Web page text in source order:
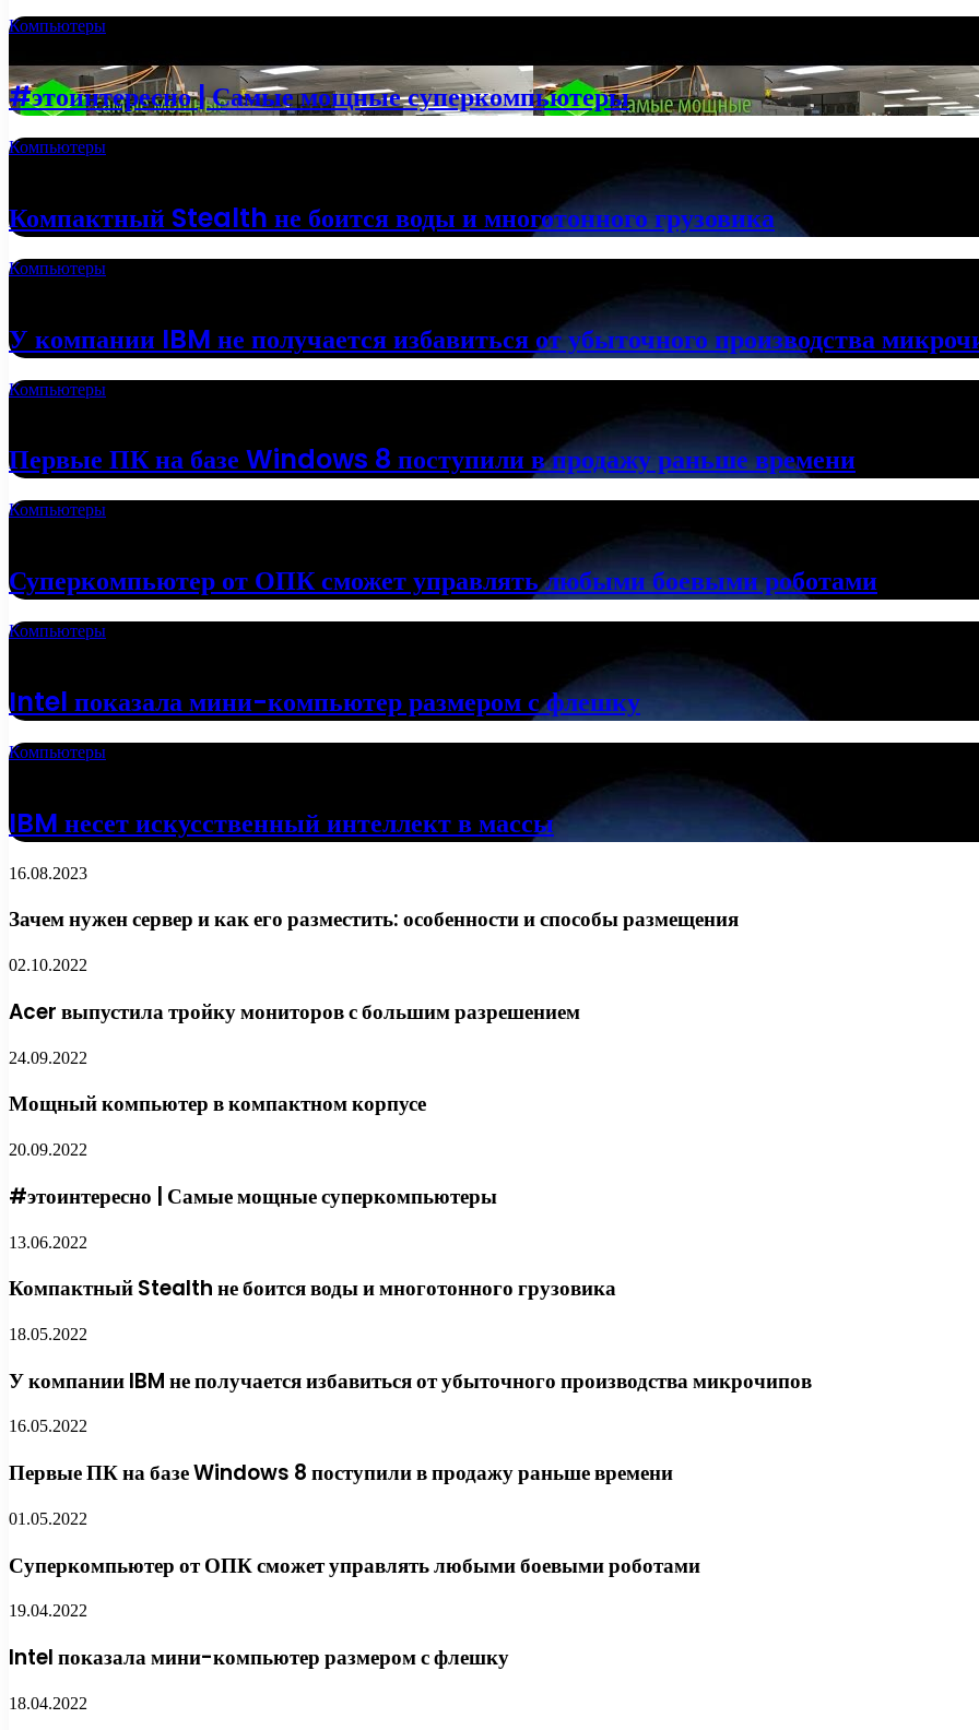
Компьютеры
#этоинтересно | Самые мощные суперкомпьютеры
Компьютеры
Компактный Stealth не боится воды и многотонного грузовика
Компьютеры
У компании IBM не получается избавиться от убыточного производства
Компьютеры
Первые ПК на базе Windows 8 поступили в продажу раньше времени
Компьютеры
Суперкомпьютер от ОПК сможет управлять любыми боевыми роботами
Компьютеры
Intel показала мини-компьютер размером с флешку
Компьютеры
IBM несет искусственный интеллект в массы
16.08.2023
Зачем нужен сервер и как его разместить: особенности и способы размещения
02.10.2022
Acer выпустила тройку мониторов с большим разрешением
24.09.2022
Мощный компьютер в компактном корпусе
20.09.2022
#этоинтересно | Самые мощные суперкомпьютеры
13.06.2022
Компактный Stealth не боится воды и многотонного грузовика
18.05.2022
У компании IBM не получается избавиться от убыточного производства микрочипов
16.05.2022
Первые ПК на базе Windows 8 поступили в продажу раньше времени
01.05.2022
Суперкомпьютер от ОПК сможет управлять любыми боевыми роботами
19.04.2022
Intel показала мини-компьютер размером с флешку
18.04.2022